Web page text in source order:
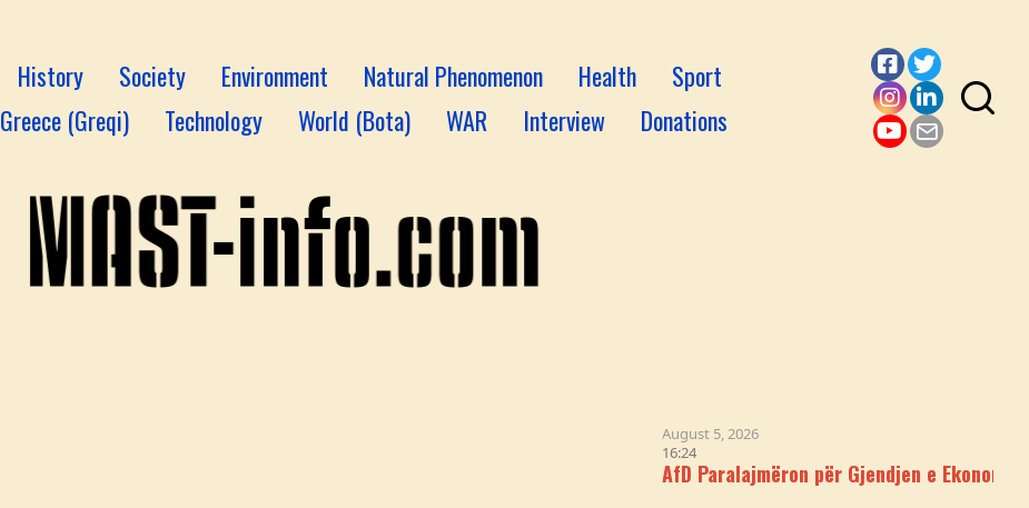
History Society Environment Natural Phenomenon Health
Sport
Greece (Greqi) Technology World (Bota) WAR Interview Donations
Facebook
Twitter
Instagram
LinkedIn
AfD Paralajmëron për Gjendjen e Ekonomisë